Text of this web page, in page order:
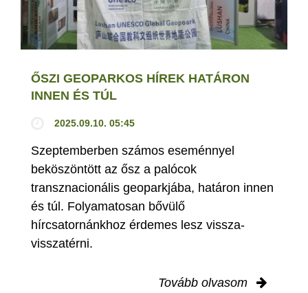
ŐSZI GEOPARKOS HÍREK HATÁRON
INNEN ÉS TÚL
2025.09.10. 05:45
Szeptemberben számos eseménnyel
beköszöntött az ősz a palócok
transznacionális geoparkjába, határon innen
és túl. Folyamatosan bővülő
hírcsatornánkhoz érdemes lesz vissza-
visszatérni.
Tovább olvasom